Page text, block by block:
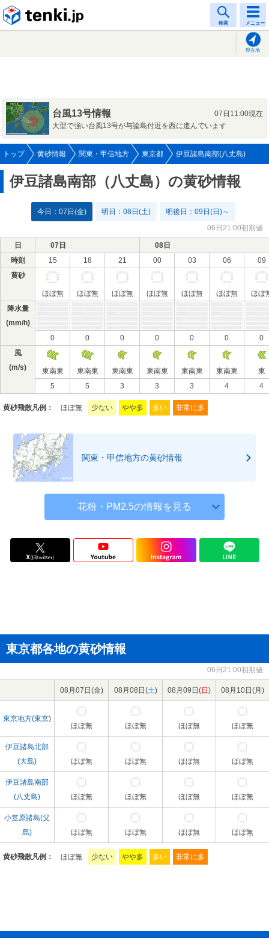
検索 メニュー
現在地
台風13号情報
07日11:00現在
大型で強い台風13号が与論島付近を西に進んでいます
トップ 黄砂情報 関東・甲信地方 東京都 伊豆諸島南部(八丈島)
伊豆諸島南部（八丈島）の黄砂情報
今日：07日(金) 明日：08日(土)
明後日：09日(日)～
06日21:00初期値
日 07日
08日
時刻
15 18 21 00 03 06
09
黄砂
ほぼ無 ほぼ無 ほぼ無 ほぼ無 ほぼ無 ほぼ無
ほぼ
降水量
(mm/h)
0
0 0 0 0 0
0
風
(m/s)
東南東 東南東 東南東 東南東 東南東 東南東
東
5
5 3 3 3 4 4
黄砂飛散凡例： ほぼ無 少ない やや多 多い 非常に多
関東・甲信地方の黄砂情報
花粉・PM2.5の情報を見る
東京都各地の黄砂情報
06日21:00初期値
08月07日(金) 08月08日(土) 08月09日(日 ) 08月10日(月 )
東京地方(東京)
ほぼ無
ほぼ無 ほぼ無 ほぼ無
伊豆諸島北部
(大島)
ほぼ無 ほぼ無 ほぼ無 ほぼ無
伊豆諸島南部
(八丈島)
ほぼ無 ほぼ無 ほぼ無 ほぼ無
小笠原諸島(父
島)
ほぼ無 ほぼ無 ほぼ無 ほぼ無
黄砂飛散凡例： ほぼ無 少ない やや多 多い 非常に多